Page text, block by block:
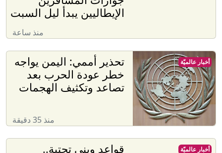
الإيطاليين يبدأ ليل السبت
منذ ساعة
تحذير أممي: اليمن يواجه
خطر عودة الحرب بعد
تصاعد وتكثيف الهجمات
منذ 35 دقيقة
أخبار عالميّة
قواعد وبنى تحتية..
أخبار عالميّة